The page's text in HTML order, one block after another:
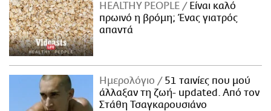
HEALTHY PEOPLE
Είναι καλό
πρωινό η βρόμη; Ένας γιατρός
απαντά
Ημερολόγιο
51 ταινίες που μού
άλλαξαν τη ζωή- updated. Aπό τον
Στάθη Τσαγκαρουσιάνο